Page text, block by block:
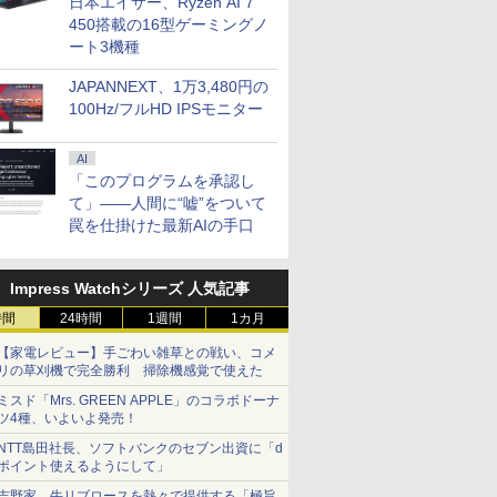
450搭載の16型ゲーミングノ
ート3機種
JAPANNEXT、1万3,480円の
100Hz/フルHD IPSモニター
AI
「このプログラムを承認し
て」――人間に“嘘”をついて
罠を仕掛けた最新AIの手口
Impress Watchシリーズ 人気記事
24時間 1週間 1カ月
家電レビュー】手ごわい雑草との戦い、コメ
の草刈機で完全勝利 掃除機感覚で使えた
スド「Mrs. GREEN APPLE」のコラボドーナ
4種、いよいよ発売！
島田社長、ソフトバンクのセブン出資に「d
イント使えるようにして」